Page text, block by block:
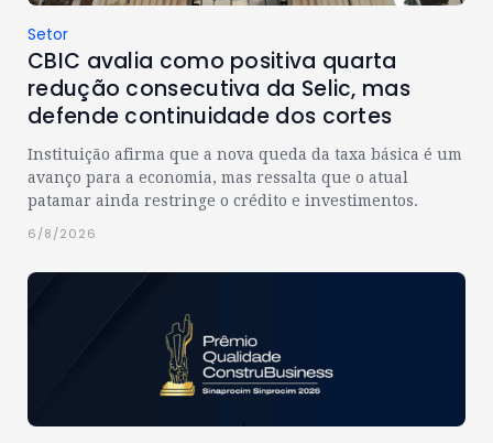
Setor
CBIC avalia como positiva quarta
redução consecutiva da Selic, mas
defende continuidade dos cortes
Instituição afirma que a nova queda da taxa básica é um
avanço para a economia, mas ressalta que o atual
patamar ainda restringe o crédito e investimentos.
6/8/2026